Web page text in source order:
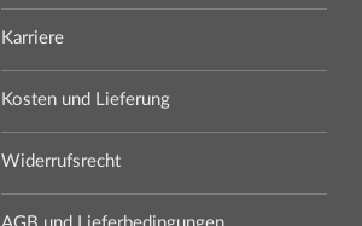
Karriere
Kosten und Lieferung
Widerrufsrecht